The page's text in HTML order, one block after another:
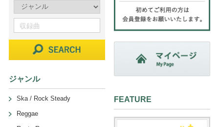
ジャンル
Ska / Rock Steady
Reggae
FEATURE